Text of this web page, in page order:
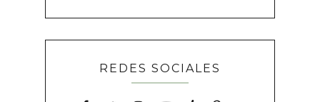
REDES SOCIALES